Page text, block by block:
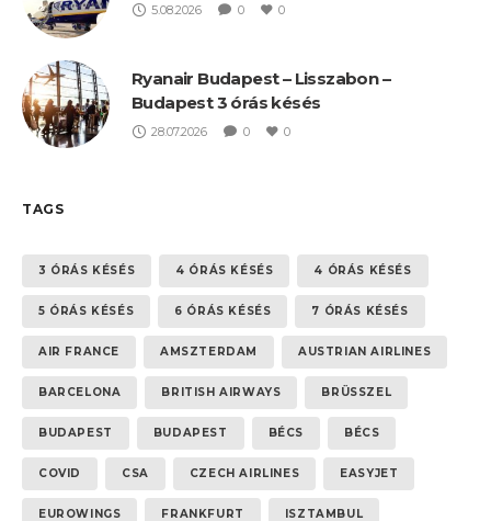
5.08.2026 0 0
Ryanair Budapest – Lisszabon –
Budapest 3 órás késés
28.07.2026 0 0
TAGS
3 ÓRÁS KÉSÉS 4 ÓRÁS KÉSÉS 4 ÓRÁS KÉSÉS
5 ÓRÁS KÉSÉS 6 ÓRÁS KÉSÉS 7 ÓRÁS KÉSÉS
AIR FRANCE AMSZTERDAM AUSTRIAN AIRLINES
BARCELONA BRITISH AIRWAYS BRÜSSZEL
BUDAPEST BUDAPEST BÉCS BÉCS
COVID CSA CZECH AIRLINES EASYJET
EUROWINGS FRANKFURT ISZTAMBUL